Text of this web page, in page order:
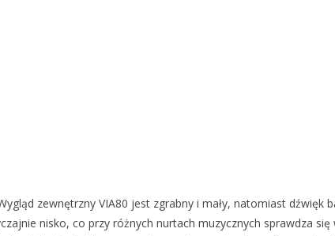
zewnętrzny VIA80 jest zgrabny i mały, natomiast dźwięk
nisko, co przy różnych nurtach muzycznych sprawdza się